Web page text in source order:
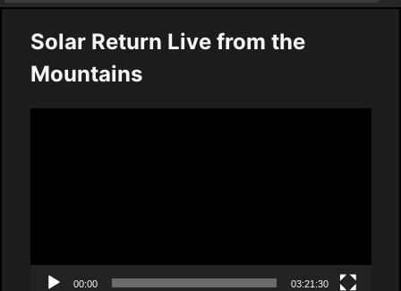
Solar Return Live from the
Mountains
00:00 03:21:30